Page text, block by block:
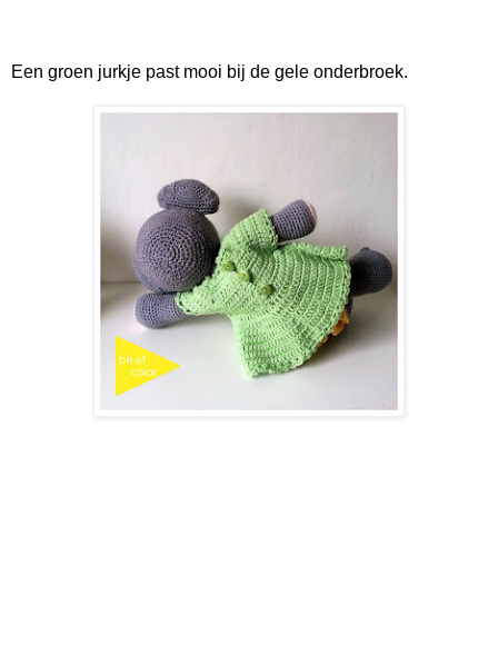
Een groen jurkje past mooi bij de gele onderbroek.